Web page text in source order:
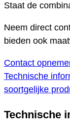
Staat de
Neem direct
bieden ook
Contact
Technische
soortgelijke
Technische